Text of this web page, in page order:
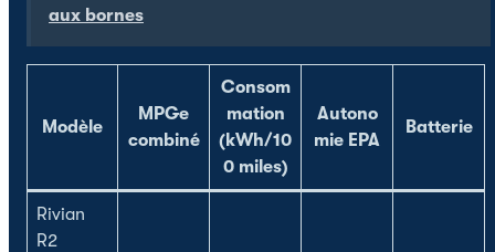
aux bornes
Modèle
MPGe
combiné
Consom
mation
(kWh/10
0 miles)
Autono
mie EPA
Batterie
Rivian
R2